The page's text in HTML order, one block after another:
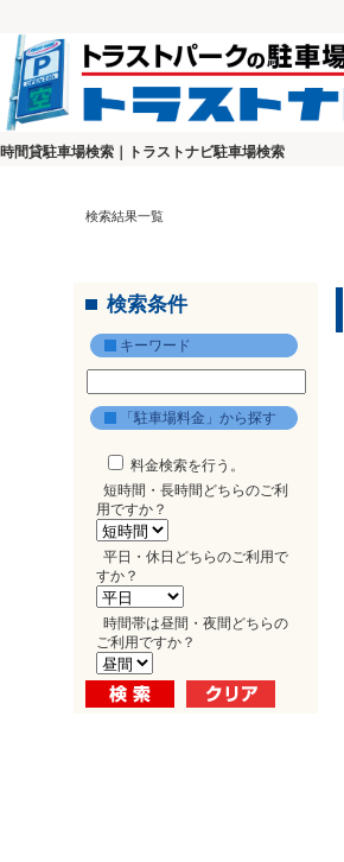
時間貸駐車場検索｜トラストナビ駐車場検索
検索結果一覧
検索条件
キーワード
「駐車場料金」から探す
料金検索を行う。
短時間・長時間どちらのご利
用ですか？
平日・休日どちらのご利用で
すか？
時間帯は昼間・夜間どちらの
ご利用ですか？